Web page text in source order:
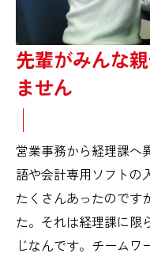
先輩がみんな
ません
営業事務から経理課へ
語や会計専用ソフトの
たくさんあったのです
た。それは経理課に限
じなんです。チームワ